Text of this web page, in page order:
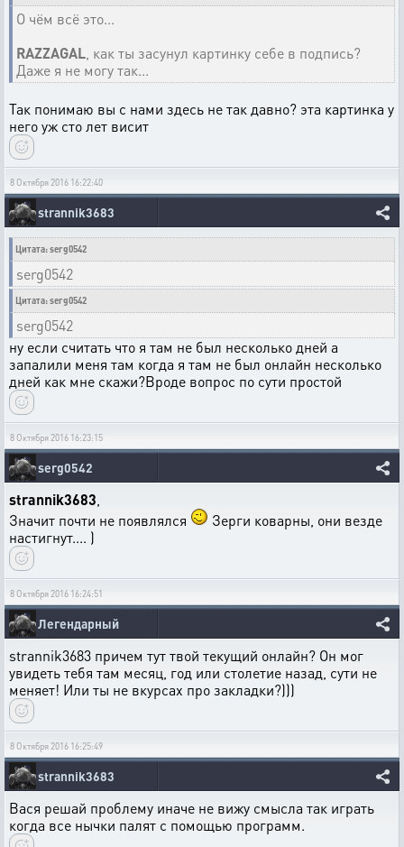
О чём всё это...
RAZZAGAL , как ты засунул картинку себе в подпись?
Даже я не могу так...
Так понимаю вы с нами здесь не так давно? эта картинка у
него уж сто лет висит
8 Октября 2016 16:22:40
strannik3683
Цитата: serg0542
serg0542
Цитата: serg0542
serg0542
ну если считать что я там не был несколько дней а
запалили меня там когда я там не был онлайн несколько
дней как мне скажи?Вроде вопрос по сути простой
8 Октября 2016 16:23:15
serg0542
strannik3683
Значит почти не появлялся
Зерги коварны, они везде
настигнут.... )
8 Октября 2016 16:24:51
Легендарный
strannik3683 причем тут твой текущий онлайн? Он мог
увидеть тебя там месяц, год или столетие назад, сути не
меняет! Или ты не вкурсах про закладки?)))
8 Октября 2016 16:25:49
strannik3683
Вася решай проблему иначе не вижу смысла так играть
когда все нычки палят с помощью программ.